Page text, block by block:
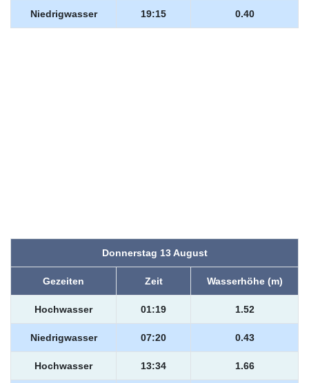
Niedrigwasser 19:15 0.40
Donnerstag 13 August
Gezeiten Zeit Wasserhöhe (m)
Hochwasser 01:19 1.52
Niedrigwasser 07:20 0.43
Hochwasser 13:34 1.66